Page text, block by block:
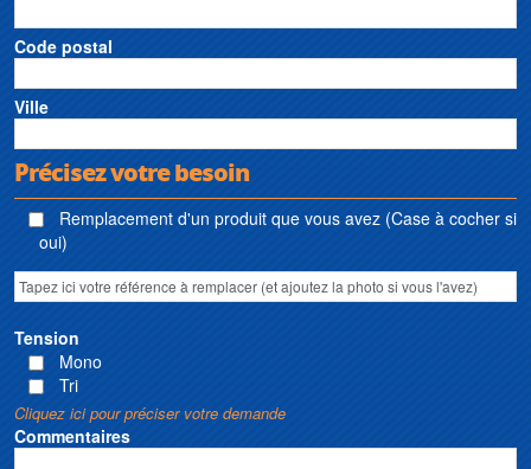
Code postal
Ville
Précisez votre besoin
Remplacement d'un produit que vous avez (Case à cocher si
oui)
Tension
Mono
Tri
Cliquez ici pour préciser votre demande
Commentaires